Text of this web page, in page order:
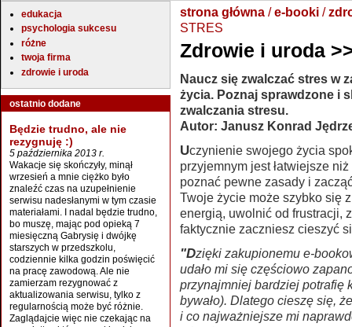
edukacja
psychologia sukcesu
różne
twoja firma
zdrowie i uroda
ostatnio dodane
Będzie trudno, ale nie
rezygnuję :)
5 października 2013 r.
Wakacje się skończyły, minął
wrzesień a mnie ciężko było
znaleźć czas na uzupełnienie
serwisu nadesłanymi w tym czasie
materiałami. I nadal będzie trudno,
bo muszę, mając pod opieką 7
miesięczną Gabrysię i dwójkę
starszych w przedszkolu,
codziennie kilka godzin poświęcić
na pracę zawodową. Ale nie
zamierzam rezygnować z
aktualizowania serwisu, tylko z
regularnością może być różnie.
Zaglądajcie więc nie czekając na
strona główna /e-booki /
STRES
Zdrowie i uroda
Naucz się zwalczać stres w
życia. Poznaj sprawdzone i
zwalczania stresu.
Autor: Janusz Konrad
Uczynienie swojego życia spokojnym, radosnym i
przyjemnym jest łatwiejsze
poznać pewne zasady i
Twoje życie może szybko się
energią, uwolnić od frustracji,
faktycznie zaczniesz cieszyć
"Dzięki zakupionemu e-bookowi "Zwalcz stres" i "ciężkiej" pracy nad sobą
udało mi się częściowo
przynajmniej bardziej potrafię
bywało). Dlatego cieszę się,
i co najważniejsze mi